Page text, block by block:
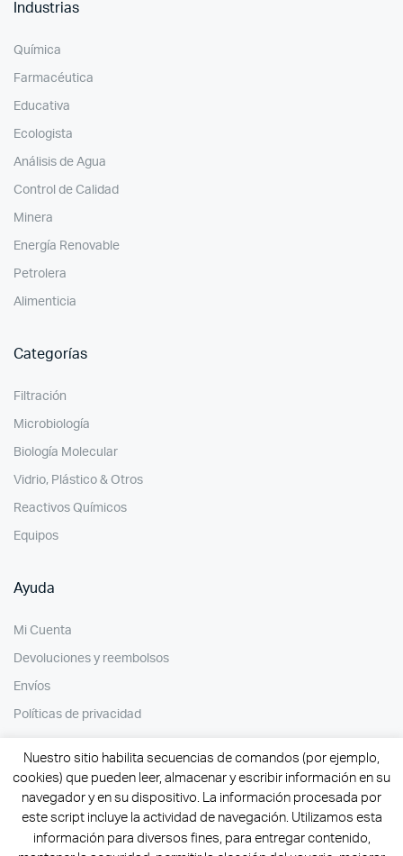
Industrias
Química
Farmacéutica
Educativa
Ecologista
Análisis de Agua
Control de Calidad
Minera
Energía Renovable
Petrolera
Alimenticia
Categorías
Filtración
Microbiología
Biología Molecular
Vidrio, Plástico & Otros
Reactivos Químicos
Equipos
Ayuda
Mi Cuenta
Devoluciones y reembolsos
Envíos
Políticas de privacidad
Nuestro sitio habilita secuencias de comandos (por ejemplo,
cookies) que pueden leer, almacenar y escribir información en su
navegador y en su dispositivo. La información procesada por
este script incluye la actividad de navegación. Utilizamos esta
información para diversos fines, para entregar contenido,